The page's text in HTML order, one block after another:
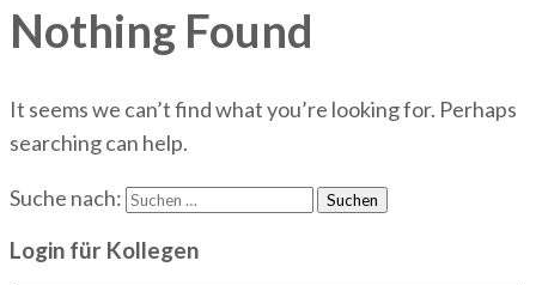
Nothing Found
It seems we can’t find what you’re looking for. Perhaps
searching can help.
Suche nach:
Login für Kollegen